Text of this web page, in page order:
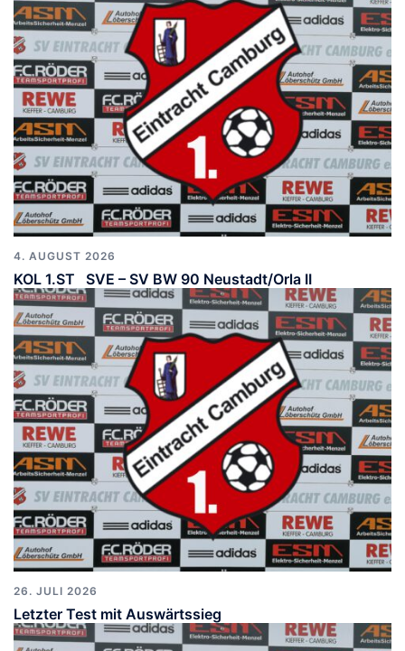
4. AUGUST 2026
KOL 1.ST SVE – SV BW 90 Neustadt/Orla II
26. JULI 2026
Letzter Test mit Auswärtssieg